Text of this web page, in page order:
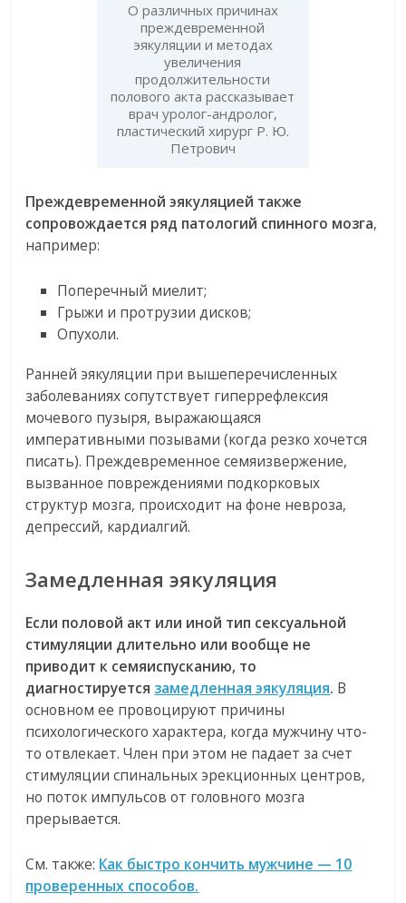
О различных причинах
преждевременной
эякуляции и методах
увеличения
продолжительности
полового акта рассказывает
врач уролог-андролог,
пластический хирург Р. Ю.
Петрович
Преждевременной эякуляцией также
сопровождается ряд патологий спинного мозга,
например:
Поперечный миелит;
Грыжи и протрузии дисков;
Опухоли.
Ранней эякуляции при вышеперечисленных
заболеваниях сопутствует гиперрефлексия
мочевого пузыря, выражающаяся
императивными позывами (когда резко хочется
писать). Преждевременное семяизвержение,
вызванное повреждениями подкорковых
структур мозга, происходит на фоне невроза,
депрессий, кардиалгий.
Замедленная эякуляция
Если половой акт или иной тип сексуальной
стимуляции длительно или вообще не
приводит к семяиспусканию, то
диагностируется замедленная эякуляция. В
основном ее провоцируют причины
психологического характера, когда мужчину что-
то отвлекает. Член при этом не падает за счет
стимуляции спинальных эрекционных центров,
но поток импульсов от головного мозга
прерывается.
См. также: Как быстро кончить мужчине — 10
проверенных способов.